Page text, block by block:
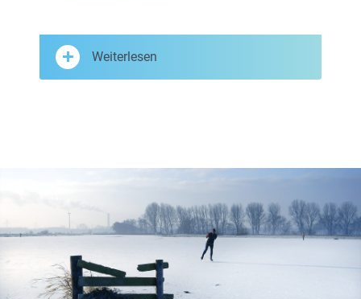
Weiterlesen